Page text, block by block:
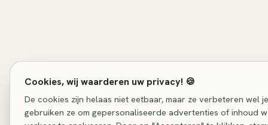
Cookies, wij waarderen uw privacy! 🍪
De cookies zijn helaas niet eetbaar, maar ze verbeteren wel
gebruiken ze om gepersonaliseerde advertenties of inhoud